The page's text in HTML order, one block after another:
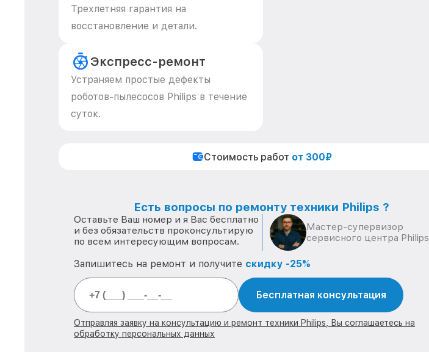
Трехлетняя гарантия на
восстановление и детали.
Экспресс-ремонт
Устраняем простые дефекты
роботов-пылесосов Philips в течение
суток.
Стоимость работ от 300₽
Есть вопросы по ремонту техники Philips ?
Оставьте Ваш номер и я Вас бесплатно
и без обязательств проконсультирую
по всем интересующим вопросам.
Мастер-супервизор
сервисного центра Philips
Запишитесь на ремонт и получите скидку -25%
Бесплатная консультация
Отправляя заявку на консультацию и ремонт техники Philips, Вы соглашаетесь на
обработку персональных данных